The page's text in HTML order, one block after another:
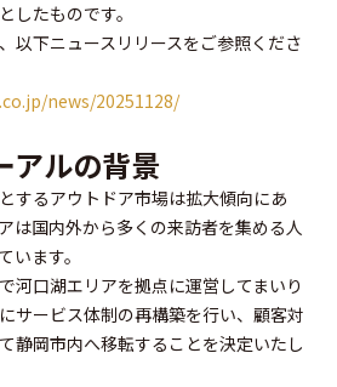
したものです。
以下ニュースリリースをご参照くださ
news/20251128/
アルの背景
するアウトドア市場は拡大傾向にあ
は国内外から多くの来訪者を集める人
います。
河口湖エリアを拠点に運営してまいり
サービス体制の再構築を行い、顧客対
静岡市内へ移転することを決定いたし